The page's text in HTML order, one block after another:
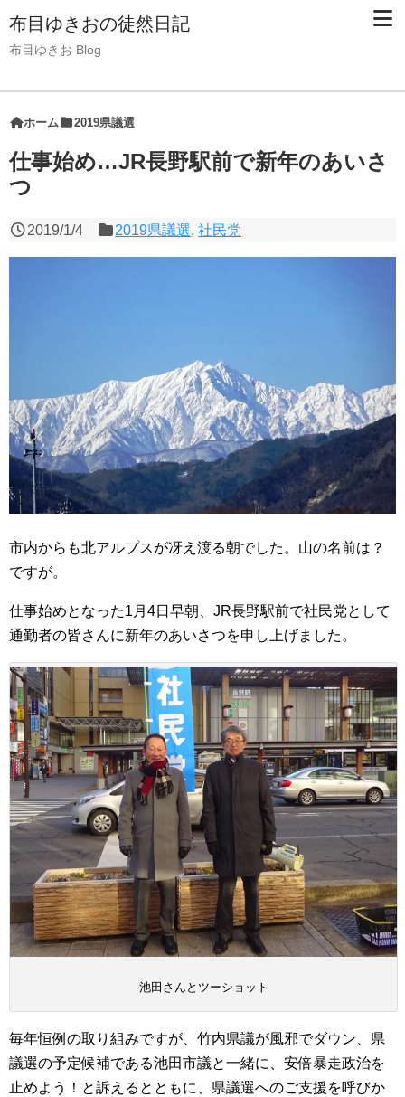
布目ゆきおの徒然日記
布目ゆきお Blog
ホーム 2019県議選
仕事始め…JR長野駅前で新年のあいさ
つ
2019/1/4 2019県議選,社民党
市内からも北アルプスが冴え渡る朝でした。山の名前は？
ですが。
仕事始めとなった1月4日早朝、JR長野駅前で社民党として
通勤者の皆さんに新年のあいさつを申し上げました。
池田さんとツーショット
毎年恒例の取り組みですが、竹内県議が風邪でダウン、県
議選の予定候補である池田市議と一緒に、安倍暴走政治を
止めよう！と訴えるとともに、県議選へのご支援を呼びか